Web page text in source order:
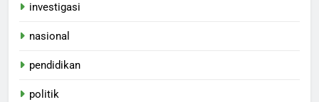
investigasi
nasional
pendidikan
politik